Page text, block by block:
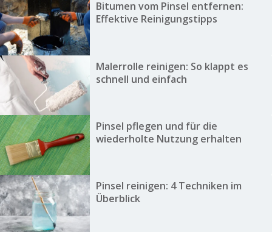
Bitumen vom Pinsel entfernen:
Effektive Reinigungstipps
Malerrolle reinigen: So klappt es
schnell und einfach
Pinsel pflegen und für die
wiederholte Nutzung erhalten
Pinsel reinigen: 4 Techniken im
Überblick